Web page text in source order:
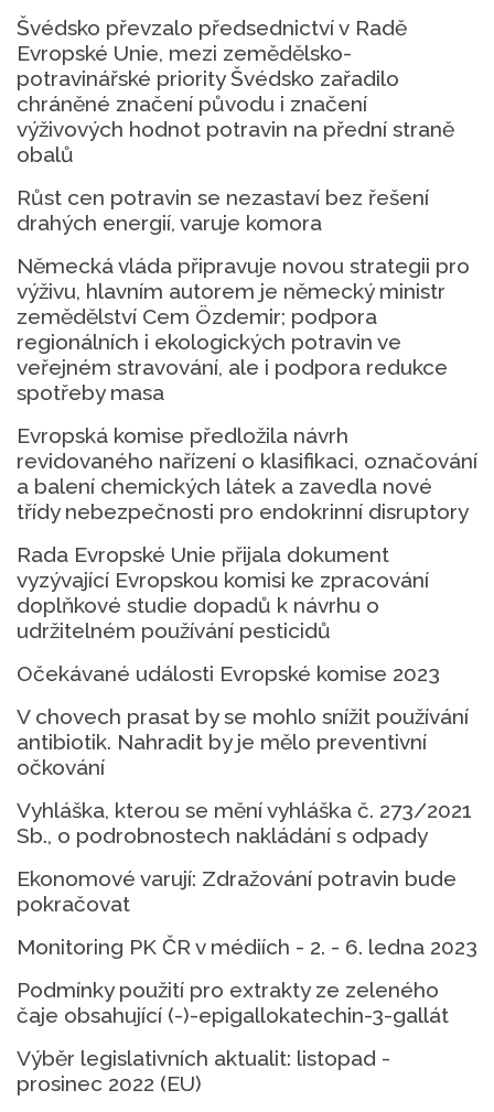
Švédsko převzalo předsednictví v Radě
Evropské Unie, mezi zemědělsko-
potravinářské priority Švédsko zařadilo
chráněné značení původu i značení
výživových hodnot potravin na přední straně
obalů
Růst cen potravin se nezastaví bez řešení
drahých energií, varuje komora
Německá vláda připravuje novou strategii pro
výživu, hlavním autorem je německý ministr
zemědělství Cem Özdemir; podpora
regionálních i ekologických potravin ve
veřejném stravování, ale i podpora redukce
spotřeby masa
Evropská komise předložila návrh
revidovaného nařízení o klasifikaci, označování
a balení chemických látek a zavedla nové
třídy nebezpečnosti pro endokrinní disruptory
Rada Evropské Unie přijala dokument
vyzývající Evropskou komisi ke zpracování
doplňkové studie dopadů k návrhu o
udržitelném používání pesticidů
Očekávané události Evropské komise 2023
V chovech prasat by se mohlo snížit používání
antibiotik. Nahradit by je mělo preventivní
očkování
Vyhláška, kterou se mění vyhláška č. 273/2021
Sb., o podrobnostech nakládání s odpady
Ekonomové varují: Zdražování potravin bude
pokračovat
Monitoring PK ČR v médiích - 2. - 6. ledna 2023
Podmínky použití pro extrakty ze zeleného
čaje obsahující (-)-epigallokatechin-3-gallát
Výběr legislativních aktualit: listopad -
prosinec 2022 (EU)